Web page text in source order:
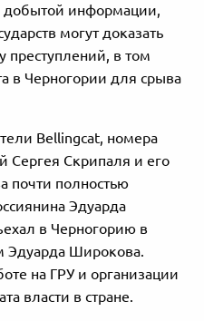
добытой информации,
могут доказать
преступлений, в том
в Черногории для срыва
Bellingcat, номера
Сергея Скрипаля и его
почти полностью
Эдуарда
в Черногорию в
Эдуарда Широкова.
на ГРУ и организации
власти в стране.